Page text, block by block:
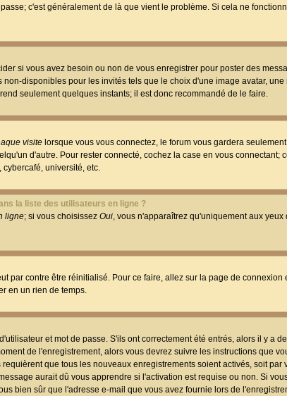
c'est généralement de là que vient le problème. Si cela ne
si vous avez besoin ou non de vous enregistrer pour poster des
disponibles pour les invités tels que le choix d'une image avatar,
seulement quelques instants; il est donc recommandé de le faire.
visite lorsque vous vous connectez, le forum vous gardera
d'autre. Pour rester connecté, cochez la case en vous connectant;
université, etc.
la liste des utilisateurs en ligne ?
ligne; si vous choisissez Oui, vous n'apparaîtrez qu'uniquement aux
par contre être réinitialisé. Pour ce faire, allez sur la page de connexion
en un rien de temps.
et mot de passe. S'ils ont correctement été entrés, alors il y a
de l'enregistrement, alors vous devrez suivre les instructions que
que tous les nouveaux enregistrements soient activés, soit
aurait dû vous apprendre si l'activation est requise ou non. Si
bien sûr que l'adresse e-mail que vous avez fournie lors de